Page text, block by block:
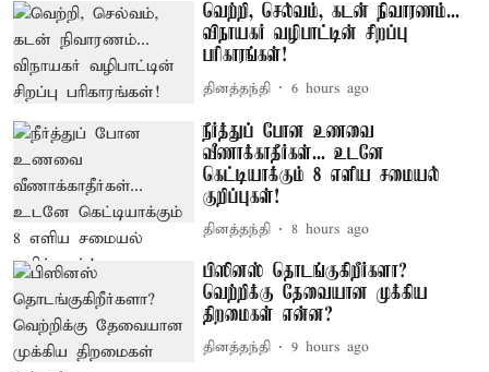
வெற்றி, செல்வம், கடன் நிவாரணம்...
விநாயகர் வழிபாட்டின் சிறப்பு
பரிகாரங்கள்!
தினத்தந்தி 6 hours ago
நீர்த்துப் போன உணவை
வீணாக்காதீர்கள்... உடனே
கெட்டியாக்கும் 8 எளிய சமையல்
குறிப்புகள்!
தினத்தந்தி 8 hours ago
பிஸினஸ் தொடங்குகிறீர்களா?
வெற்றிக்கு தேவையான முக்கிய
திறமைகள் என்ன?
தினத்தந்தி 9 hours ago